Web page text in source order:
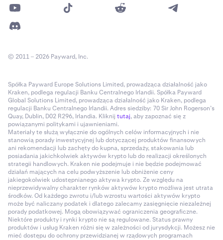
© 2011 – 2026 Payward, Inc.
Spółka Payward Europe Solutions Limited, prowadząca działalność jako
Kraken, podlega regulacji Banku Centralnego Irlandii. Spółka Payward
Global Solutions Limited, prowadząca działalność jako Kraken, podlega
regulacji Banku Centralnego Irlandii. Adres siedziby: 70 Sir John Rogerson’s
Quay, Dublin, D02 R296, Irlandia. Kliknij tutaj, aby zapoznać się z
powiązanymi politykami i ujawnieniami.
Materiały te służą wyłącznie do ogólnych celów informacyjnych i nie
stanowią porady inwestycyjnej lub dotyczącej produktów finansowych
ani rekomendacji lub zachęty do kupna, sprzedaży, stakowania lub
posiadania jakichkolwiek aktywów krypto lub do realizacji określonych
strategii handlowych. Kraken nie podejmuje i nie będzie podejmować
działań mających na celu podwyższenie lub obniżenie ceny
jakiegokolwiek udostępnianego aktywa krypto. Ze względu na
nieprzewidywalny charakter rynków aktywów krypto możliwa jest utrata
środków. Od każdego zwrotu i/lub wzrostu wartości aktywów krypto
może być naliczany podatek i dlatego zalecamy zasięgnięcie niezależnej
porady podatkowej. Mogą obowiązywać ograniczenia geograficzne.
Niektóre produkty i rynki krypto nie są regulowane. Status prawny
produktów i usług Kraken różni się w zależności od jurysdykcji. Możesz nie
mieć dostępu do ochrony przewidzianej w rządowych programach